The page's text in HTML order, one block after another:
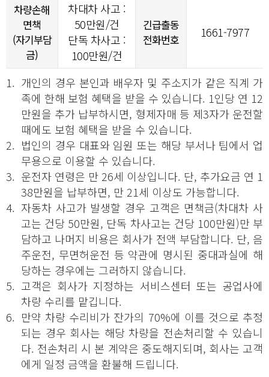
차량손해
면책
(자기부담
금)
차대차 사고 :
50만원/건
단독 차사고 :
100만원/건
긴급출동
전화번호
1661-7977
1. 개인의 경우 본인과 배우자 및 주소지가 같은 직계 가
족에 한해 보험 혜택을 받을 수 있습니다. 1인당 연 12
만원을 추가 납부하시면, 형제자매 등 제3자가 운전할
때에도 보험 혜택을 받을 수 있습니다.
2. 법인의 경우 대표와 임원 또는 해당 부서나 팀에서 업
무용으로 이용할 수 있습니다.
3. 운전자 연령은 만 26세 이상입니다. 단, 추가요금 연 1
38만원을 납부하면, 만 21세 이상도 가능합니다.
4. 자동차 사고가 발생할 경우 고객은 면책금(차대차 사
고는 건당 50만원, 단독 차사고는 건당 100만원)만 부
담하고 나머지 비용은 회사가 전액 부담합니다. 단, 음
주운전, 무면허운전 등 약관에 명시된 중대과실에 해
당하는 경우에는 그러하지 않습니다.
5. 고객은 회사가 지정하는 서비스센터 또는 공업사에
차량 수리를 맡깁니다.
6. 만약 차량 수리비가 잔가의 70%에 이를 것으로 추정
되는 경우 회사는 해당 차량을 전손처리할 수 있습니
다. 전손처리 시 본 계약은 중도해지되며, 회사는 고객
에게 일정 금액을 환불해 드립니다.